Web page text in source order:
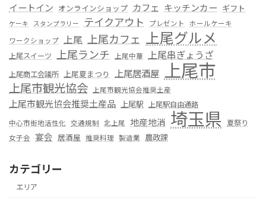
イートイン オンラインショップ カフェ キッチンカー ギフト
ケーキ スタンプラリー テイクアウト プレゼント
ホールケーキ
ワークショップ 上尾 上尾カフェ 上尾グルメ
上尾スイーツ 上尾ランチ 上尾中華 上尾串ぎょうざ
上尾商工会議所 上尾夏まつり 上尾居酒屋 上尾市
上尾市観光協会 上尾市観光協会推奨土産
上尾市観光協会推奨土産品 上尾駅 上尾駅自由通路
中心市街地活性化 交通規制 北上尾 地産地消 埼玉県 夏祭り
女子会 宴会 居酒屋 推奨料理 製造業 農政課
カテゴリー
エリア